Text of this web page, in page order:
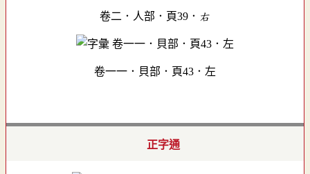
卷二．人部．頁39．右
卷一一．貝部．頁43．左
正字通